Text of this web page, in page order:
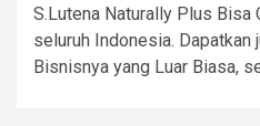
S.Lutena Naturally Plus Bisa
seluruh Indonesia. Dapatkan
Bisnisnya yang Luar Biasa,